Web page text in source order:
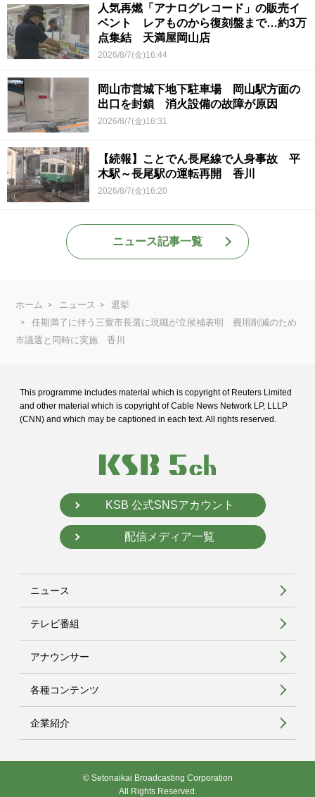
人気再燃「アナログレコード」の販売イ
ベント レアものから復刻盤まで…約3万
点集結 天満屋岡山店
2026/8/7(金)16:44
岡山市営城下地下駐車場 岡山駅方面の
出口を封鎖 消火設備の故障が原因
2026/8/7(金)16:31
【続報】ことでん長尾線で人身事故 平
木駅～長尾駅の運転再開 香川
2026/8/7(金)16:20
ニュース記事一覧
ホーム ニュース
選挙
任期満了に伴う三豊市長選に現職が立候補表明 費用削減のため
市議選と同時に実施 香川
This programme includes material which is copyright of Reuters Limited
and other material which is copyright of Cable News Network LP, LLLP
(CNN) and which may be captioned in each text. All rights reserved.
KSB 公式SNSアカウント
配信メディア一覧
ニュース
テレビ番組
アナウンサー
各種コンテンツ
企業紹介
© Setonaikai Broadcasting Corporation
All Rights Reserved.